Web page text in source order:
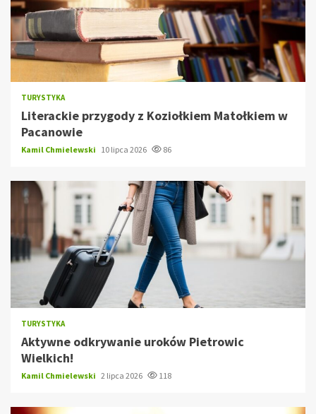
TURYSTYKA
Literackie przygody z Koziołkiem Matołkiem w
Pacanowie
Kamil Chmielewski 10 lipca 2026 86
TURYSTYKA
Aktywne odkrywanie uroków Pietrowic
Wielkich!
Kamil Chmielewski 2 lipca 2026 118